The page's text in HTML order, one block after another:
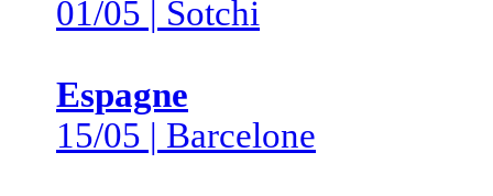
01/05 | Sotchi
Espagne
15/05 | Barcelone